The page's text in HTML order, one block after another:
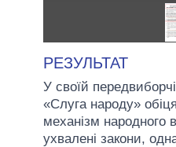
РЕЗУЛЬТАТ
У своїй
«Слуга народу»
механізм народного
ухвалені закони,